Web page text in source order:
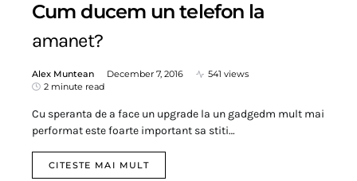
Cum ducem un telefon la
amanet?
Alex Muntean December 7, 2016
541 views
2 minute read
Cu speranta de a face un upgrade la un gadgedm mult mai
performat este foarte important sa stiti…
CITESTE MAI MULT